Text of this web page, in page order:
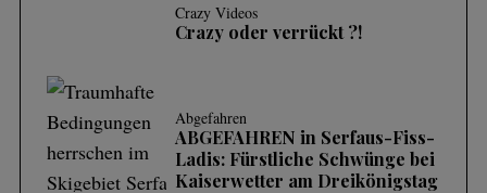
Crazy Videos
Crazy oder verrückt ?!
Abgefahren
ABGEFAHREN in Serfaus-Fiss-
Ladis: Fürstliche Schwünge bei
Kaiserwetter am Dreikönigstag